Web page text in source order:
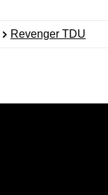
Revenger TDU